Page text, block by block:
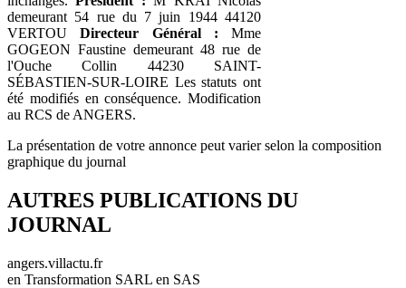
demeurant 54 rue du 7 juin 1944 44120
VERTOUDirecteur Général : Mme
GOGEON Faustine demeurant 48 rue de
l'Ouche Collin 44230 SAINT-
SÉBASTIEN-SUR-LOIRE Les statuts ont
été modifiés en conséquence. Modification
au RCS de ANGERS.
La présentation de votre annonce peut varier selon la composition
graphique du journal
AUTRES PUBLICATIONS DU
JOURNAL
angers.villactu.fr
en Transformation SARL en SAS